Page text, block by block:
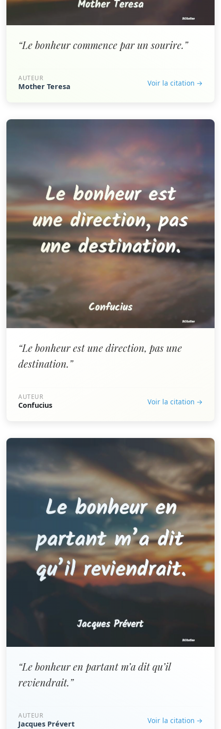
“Le bonheur commence par un sourire.”
AUTEUR
Mother Teresa Voir la citation →
“Le bonheur est une direction, pas une
destination.”
AUTEUR
Confucius Voir la citation →
“Le bonheur en partant m’a dit qu’il
reviendrait.”
AUTEUR
Jacques Prévert Voir la citation →